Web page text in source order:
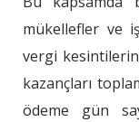
mükellefler ve
vergi
kazançları
ödeme gün